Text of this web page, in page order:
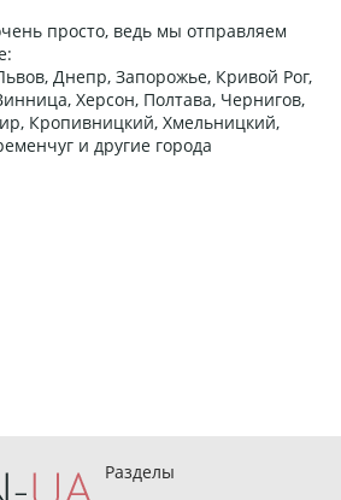
просто, ведь мы отправляем
Днепр, Запорожье, Кривой Рог,
Херсон, Полтава, Чернигов,
Кропивницкий, Хмельницкий,
и другие города
Разделы